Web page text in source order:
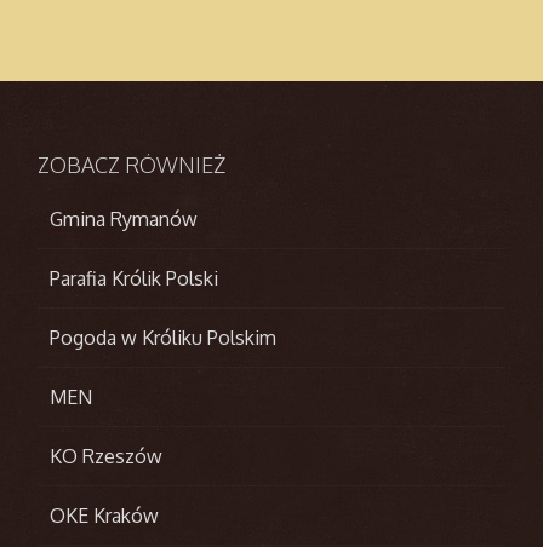
ZOBACZ RÓWNIEŻ
Gmina Rymanów
Parafia Królik Polski
Pogoda w Króliku Polskim
MEN
KO Rzeszów
OKE Kraków